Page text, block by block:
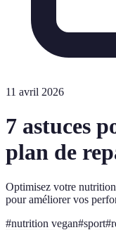
11 avril 2026
7 astuces
plan de
Optimisez votre
pour améliorer vos
#nutrition vegan#sport#